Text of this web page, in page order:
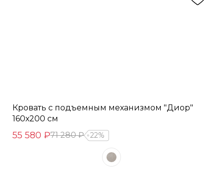
Кровать с подъемным механизмом "Диор"
160х200 см
55 580 ₽71 280 ₽ 22%